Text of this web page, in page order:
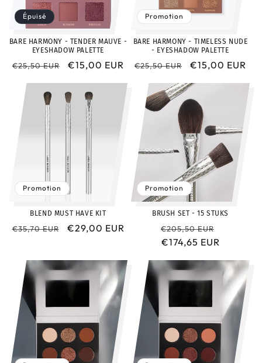
Épuisé
BARE HARMONY - TENDER MAUVE -
EYESHADOW PALETTE
Prix
€25,50 EUR
Prix
€15,00 EUR
Promotion
BARE HARMONY - TIMELESS NUDE
- EYESHADOW PALETTE
Prix
€25,50 EUR
Prix
€15,00 EUR
Promotion
BLEND MUST HAVE KIT
Prix
€35,70 EUR
Prix
€29,00 EUR
Promotion
BRUSH SET - 15 STUKS
Prix
habituel
€205,50 EUR
€174,65 EUR